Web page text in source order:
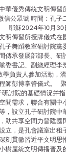
華優秀傳統文明傳習
信公眾號 時間：孔子
穌2024年10月30
明傳習所授牌儀式在
子舞蹈教室研討院黨
傳承發展部部長、研
委書記、副總經理李
學負責人參加活動，
師彭博掌管儀式。
討院的基礎情況并
間需求，聯合有關中
，設立孔子研討院中
助共享空間力晉陞國
立，是孔會議室出租
刻貫徹習近平文明思
樹屋統文明傳播普